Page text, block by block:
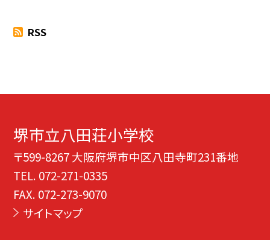
RSS
堺市立八田荘小学校
〒599-8267 大阪府堺市中区八田寺町231番地
TEL. 072-271-0335
FAX. 072-273-9070
サイトマップ